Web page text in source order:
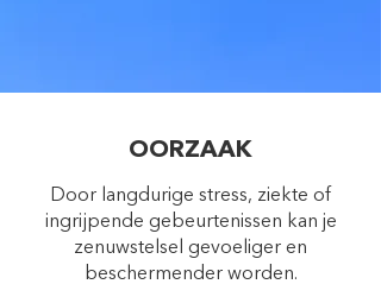
OORZAAK
Door langdurige stress, ziekte of
ingrijpende gebeurtenissen kan je
zenuwstelsel gevoeliger en
beschermender worden.